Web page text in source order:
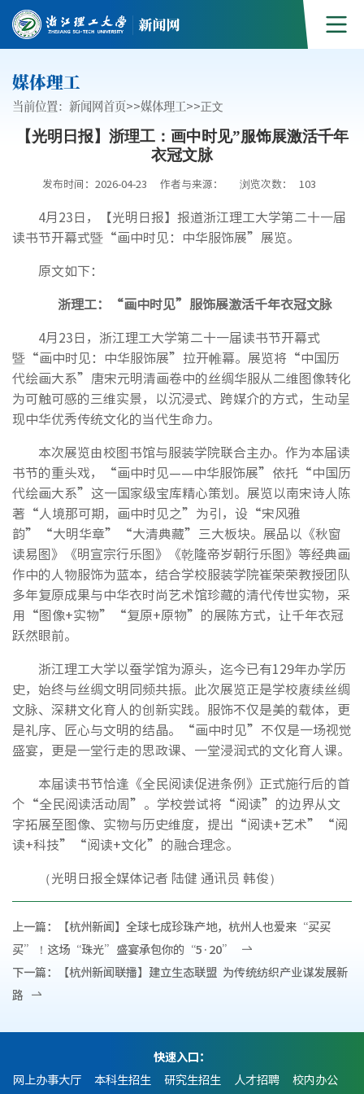
媒体理工
当前位置： 新闻网首页>>媒体理工>>正文
【光明日报】浙理工：画中时见”服饰展激活千年
衣冠文脉
发布时间：2026-04-23 作者与来源： 浏览次数： 103
4月23日，【光明日报】报道浙江理工大学第二十一届
读书节开幕式暨“画中时见：中华服饰展”展览。
原文如下：
浙理工：“画中时见”服饰展激活千年衣冠文脉
4月23日，浙江理工大学第二十一届读书节开幕式
暨“画中时见：中华服饰展”拉开帷幕。展览将“中国历
代绘画大系”唐宋元明清画卷中的丝绸华服从二维图像转化
为可触可感的三维实景，以沉浸式、跨媒介的方式，生动呈
现中华优秀传统文化的当代生命力。
本次展览由校图书馆与服装学院联合主办。作为本届读
书节的重头戏，“画中时见——中华服饰展”依托“中国历
代绘画大系”这一国家级宝库精心策划。展览以南宋诗人陈
著“人境那可期，画中时见之”为引，设“宋风雅
韵”“大明华章”“大清典藏”三大板块。展品以《秋窗
读易图》《明宣宗行乐图》《乾隆帝岁朝行乐图》等经典画
作中的人物服饰为蓝本，结合学校服装学院崔荣荣教授团队
多年复原成果与中华衣时尚艺术馆珍藏的清代传世实物，采
用“图像+实物”“复原+原物”的展陈方式，让千年衣冠
跃然眼前。
浙江理工大学以蚕学馆为源头，迄今已有129年办学历
史，始终与丝绸文明同频共振。此次展览正是学校赓续丝绸
文脉、深耕文化育人的创新实践。服饰不仅是美的载体，更
是礼序、匠心与文明的结晶。“画中时见”不仅是一场视觉
盛宴，更是一堂行走的思政课、一堂浸润式的文化育人课。
本届读书节恰逢《全民阅读促进条例》正式施行后的首
个“全民阅读活动周”。学校尝试将“阅读”的边界从文
字拓展至图像、实物与历史维度，提出“阅读+艺术”“阅
读+科技”“阅读+文化”的融合理念。
（光明日报全媒体记者 陆健 通讯员 韩俊）
上一篇：
【杭州新闻】全球七成珍珠产地，杭州人也爱来“买买
买”！这场“珠光”盛宴承包你的“5·20”
下一篇：
【杭州新闻联播】建立生态联盟 为传统纺织产业谋发展新
路
快速入口：
网上办事大厅
本科生招生 研究生招生 人才招聘 校内办公